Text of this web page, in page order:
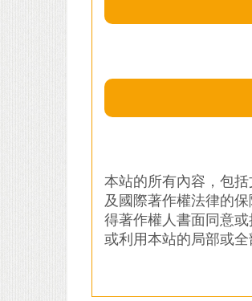
本站的所有內容，包
及國際著作權法律的
得著作權人書面同意
或利用本站的局部或全